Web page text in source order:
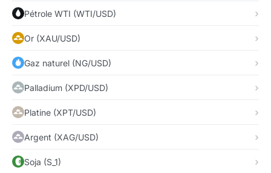
Pétrole WTI (WTI/USD)
Or (XAU/USD)
Gaz naturel (NG/USD)
Palladium (XPD/USD)
Platine (XPT/USD)
Argent (XAG/USD)
Soja (S_1)